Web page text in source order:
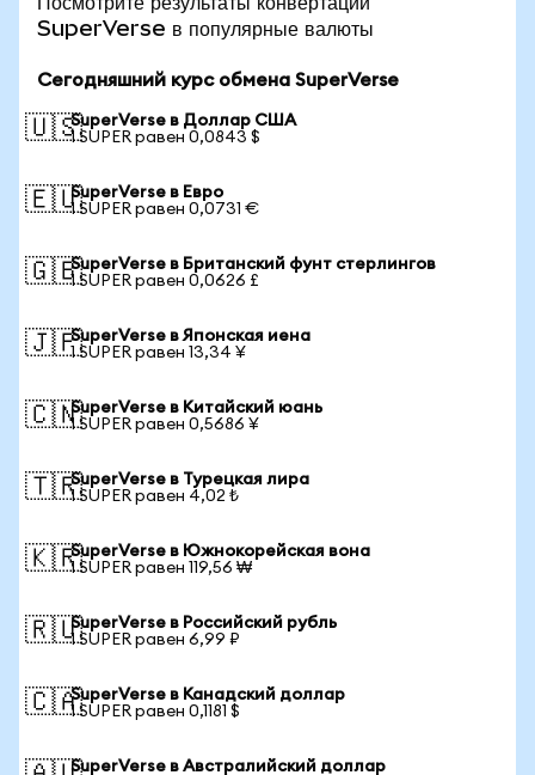
SuperVerse в популярные валюты
Сегодняшний курс обмена SuperVerse
🇺🇸SuperVerse в Доллар США
1 SUPER равен 0,0843 $
🇪🇺SuperVerse в Евро
1 SUPER равен 0,0731 €
🇬🇧SuperVerse в Британский фунт стерлингов
1 SUPER равен 0,0626 £
🇯🇵SuperVerse в Японская иена
1 SUPER равен 13,34 ¥
🇨🇳SuperVerse в Китайский юань
1 SUPER равен 0,5686 ¥
🇹🇷SuperVerse в Турецкая лира
1 SUPER равен 4,02 ₺
🇰🇷SuperVerse в Южнокорейская вона
1 SUPER равен 119,56 ₩
🇷🇺SuperVerse в Российский рубль
1 SUPER равен 6,99 ₽
🇨🇦SuperVerse в Канадский доллар
1 SUPER равен 0,1181 $
SuperVerse в Австралийский доллар